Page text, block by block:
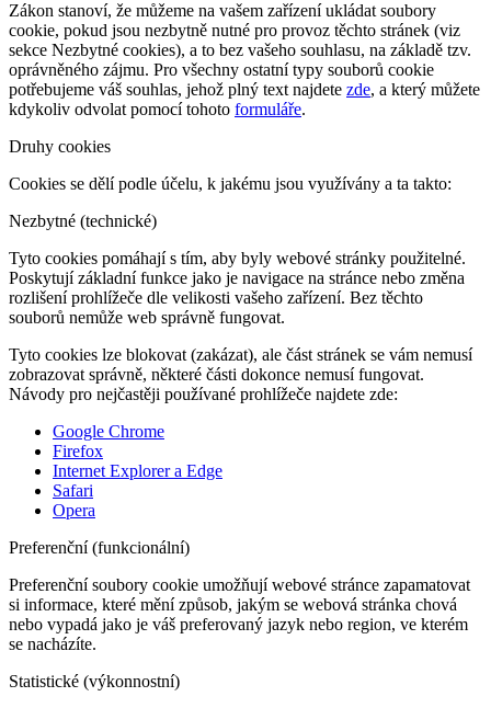
Zákon stanoví, že můžeme na vašem zařízení ukládat soubory
cookie, pokud jsou nezbytně nutné pro provoz těchto stránek (viz
sekce Nezbytné cookies), a to bez vašeho souhlasu, na základě tzv.
oprávněného zájmu. Pro všechny ostatní typy souborů cookie
potřebujeme váš souhlas, jehož plný text najdete zde, a který můžete
kdykoliv odvolat pomocí tohoto formuláře.
Druhy cookies
Cookies se dělí podle účelu, k jakému jsou využívány a ta takto:
Nezbytné (technické)
Tyto cookies pomáhají s tím, aby byly webové stránky použitelné.
Poskytují základní funkce jako je navigace na stránce nebo změna
rozlišení prohlížeče dle velikosti vašeho zařízení. Bez těchto
souborů nemůže web správně fungovat.
Tyto cookies lze blokovat (zakázat), ale část stránek se vám nemusí
zobrazovat správně, některé části dokonce nemusí fungovat.
Návody pro nejčastěji používané prohlížeče najdete zde:
Google Chrome
Firefox
Internet Explorer a Edge
Safari
Opera
Preferenční (funkcionální)
Preferenční soubory cookie umožňují webové stránce zapamatovat
si informace, které mění způsob, jakým se webová stránka chová
nebo vypadá jako je váš preferovaný jazyk nebo region, ve kterém
se nacházíte.
Statistické (výkonnostní)